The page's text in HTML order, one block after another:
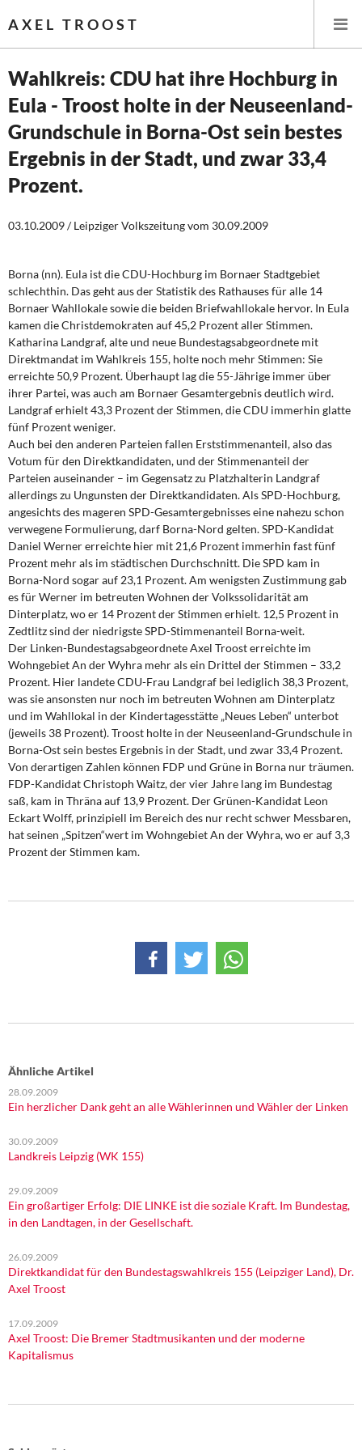
AXEL TROOST
Startseite
Themen
Leitlinien linker Wirtschafts- und Finanzpolitik
Wirtschaftspolitik
Öffentliche Infrastruktur und Daseinsvorsorge
Eurokrise und Griechenland
DIE LINKE
Weitere Themen
Memo-Gruppe
Institut Solidarische Moderne
Rosa-Luxemburg-Stiftung
Über mich
Kontakt
Wahlkreis: CDU hat ihre Hochburg in
Eula - Troost holte in der Neuseenland-
Grundschule in Borna-Ost sein bestes
Ergebnis in der Stadt, und zwar 33,4
Prozent.
03.10.2009 / Leipziger Volkszeitung vom 30.09.2009
Borna (nn). Eula ist die CDU-Hochburg im Bornaer Stadtgebiet
schlechthin. Das geht aus der Statistik des Rathauses für alle 14
Bornaer Wahllokale sowie die beiden Briefwahllokale hervor. In Eula
kamen die Christdemokraten auf 45,2 Prozent aller Stimmen.
Katharina Landgraf, alte und neue Bundestagsabgeordnete mit
Direktmandat im Wahlkreis 155, holte noch mehr Stimmen: Sie
erreichte 50,9 Prozent. Überhaupt lag die 55-Jährige immer über
ihrer Partei, was auch am Bornaer Gesamtergebnis deutlich wird.
Landgraf erhielt 43,3 Prozent der Stimmen, die CDU immerhin glatte
fünf Prozent weniger.
Auch bei den anderen Parteien fallen Erststimmenanteil, also das
Votum für den Direktkandidaten, und der Stimmenanteil der
Parteien auseinander – im Gegensatz zu Platzhalterin Landgraf
allerdings zu Ungunsten der Direktkandidaten. Als SPD-Hochburg,
angesichts des mageren SPD-Gesamtergebnisses eine nahezu schon
verwegene Formulierung, darf Borna-Nord gelten. SPD-Kandidat
Daniel Werner erreichte hier mit 21,6 Prozent immerhin fast fünf
Prozent mehr als im städtischen Durchschnitt. Die SPD kam in
Borna-Nord sogar auf 23,1 Prozent. Am wenigsten Zustimmung gab
es für Werner im betreuten Wohnen der Volkssolidarität am
Dinterplatz, wo er 14 Prozent der Stimmen erhielt. 12,5 Prozent in
Zedtlitz sind der niedrigste SPD-Stimmenanteil Borna-weit.
Der Linken-Bundestagsabgeordnete Axel Troost erreichte im
Wohngebiet An der Wyhra mehr als ein Drittel der Stimmen – 33,2
Prozent. Hier landete CDU-Frau Landgraf bei lediglich 38,3 Prozent,
was sie ansonsten nur noch im betreuten Wohnen am Dinterplatz
und im Wahllokal in der Kindertagesstätte „Neues Leben“ unterbot
(jeweils 38 Prozent). Troost holte in der Neuseenland-Grundschule in
Borna-Ost sein bestes Ergebnis in der Stadt, und zwar 33,4 Prozent.
Von derartigen Zahlen können FDP und Grüne in Borna nur träumen.
FDP-Kandidat Christoph Waitz, der vier Jahre lang im Bundestag
saß, kam in Thräna auf 13,9 Prozent. Der Grünen-Kandidat Leon
Eckart Wolff, prinzipiell im Bereich des nur recht schwer Messbaren,
hat seinen „Spitzen“wert im Wohngebiet An der Wyhra, wo er auf 3,3
Prozent der Stimmen kam.
Ähnliche Artikel
28.09.2009
Ein herzlicher Dank geht an alle Wählerinnen und Wähler der Linken
30.09.2009
Landkreis Leipzig (WK 155)
29.09.2009
Ein großartiger Erfolg: DIE LINKE ist die soziale Kraft. Im Bundestag,
in den Landtagen, in der Gesellschaft.
26.09.2009
Direktkandidat für den Bundestagswahlkreis 155 (Leipziger Land), Dr.
Axel Troost
17.09.2009
Axel Troost: Die Bremer Stadtmusikanten und der moderne
Kapitalismus